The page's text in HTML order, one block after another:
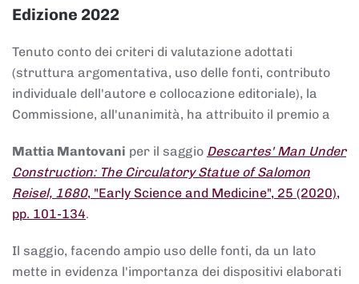
Edizione 2022
Tenuto conto dei criteri di valutazione adottati
(struttura argomentativa, uso delle fonti, contributo
individuale dell'autore e collocazione editoriale), la
Commissione, all'unanimità, ha attribuito il premio a
Mattia Mantovani per il saggio Descartes' Man Under
Construction: The Circulatory Statue of Salomon
Reisel, 1680, "Early Science and Medicine", 25 (2020),
pp. 101-134.
Il saggio, facendo ampio uso delle fonti, da un lato
mette in evidenza l'importanza dei dispositivi elaborati